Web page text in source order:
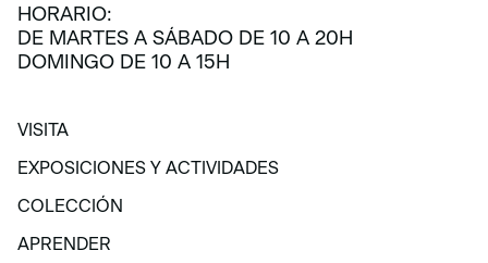
HORARIO:
DE MARTES A SÁBADO DE 10 A 20H
DOMINGO DE 10 A 15H
VISITA
EXPOSICIONES Y ACTIVIDADES
EXPOSICIONES Y ACTIVIDADES
COLECCIÓN
APRENDER